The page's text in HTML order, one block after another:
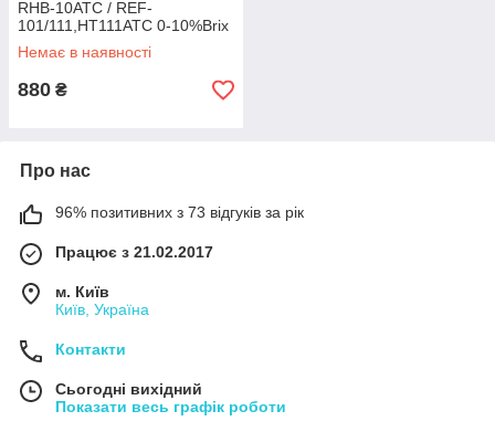
RHB-10ATC / REF-
101/111,HT111ATC 0-10%Brix
(Цукроза від 0 до 10 %), АТС.
Без кейсу
Немає в наявності
880 ₴
Про нас
96% позитивних з 73 відгуків за рік
Працює з 21.02.2017
м. Київ
Київ, Україна
Контакти
Сьогодні вихідний
Показати весь графік роботи